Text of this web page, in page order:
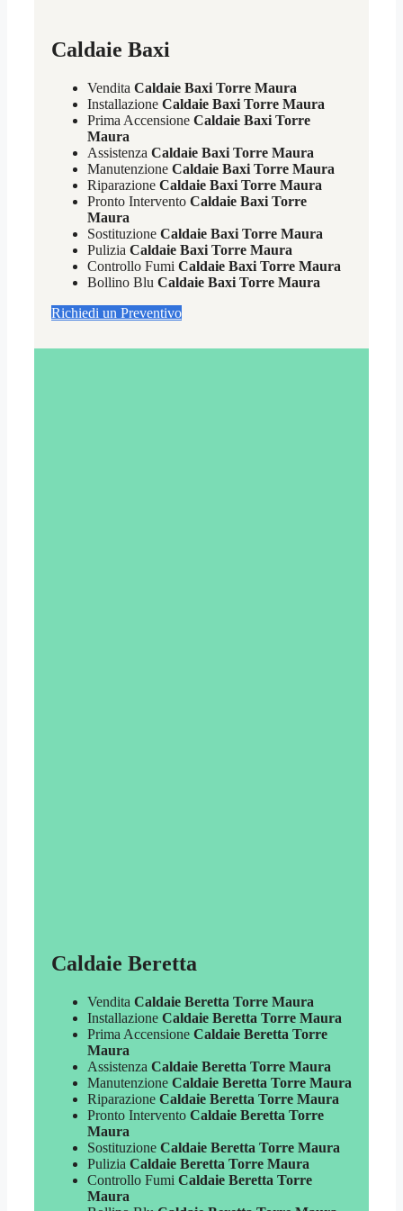
Caldaie Baxi
Vendita Caldaie Baxi Torre Maura
Installazione Caldaie Baxi Torre Maura
Prima Accensione Caldaie Baxi Torre
Maura
Assistenza Caldaie Baxi Torre Maura
Manutenzione Caldaie Baxi Torre Maura
Riparazione Caldaie Baxi Torre Maura
Pronto Intervento Caldaie Baxi Torre
Maura
Sostituzione Caldaie Baxi Torre Maura
Pulizia Caldaie Baxi Torre Maura
Controllo Fumi Caldaie Baxi Torre Maura
Bollino Blu Caldaie Baxi Torre Maura
Richiedi un Preventivo
Caldaie Beretta
Vendita Caldaie Beretta Torre Maura
Installazione Caldaie Beretta Torre Maura
Prima Accensione Caldaie Beretta Torre
Maura
Assistenza Caldaie Beretta Torre Maura
Manutenzione Caldaie Beretta Torre Maura
Riparazione Caldaie Beretta Torre Maura
Pronto Intervento Caldaie Beretta Torre
Maura
Sostituzione Caldaie Beretta Torre Maura
Pulizia Caldaie Beretta Torre Maura
Controllo Fumi Caldaie Beretta Torre
Maura